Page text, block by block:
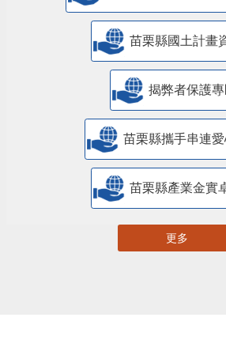
苗栗縣國土計畫
揭弊者保護專
苗栗縣攜手串連
苗栗縣產業金實
更多